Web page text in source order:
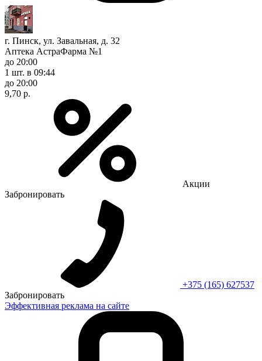
г. Пинск, ул. Завальная, д. 32
Аптека АстраФарма №1
до 20:00
1 шт. в 09:44
до 20:00
9,70 р.
Акции
Забронировать
+375 (165) 627537
Забронировать
Эффективная реклама на сайте